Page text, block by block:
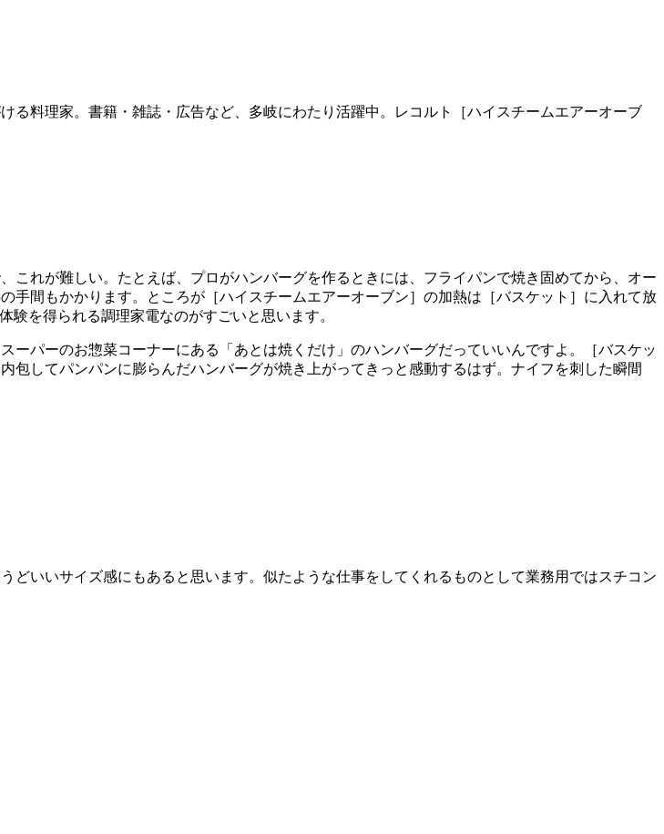
料理家。書籍・雑誌・広告など、多岐にわたり活躍中。レコルト［ハイスチームエアーオーブ
これが難しい。たとえば、プロがハンバーグを作るときには、フライパンで焼き固めてから、オー
手間もかかります。ところが ［ハイスチームエアーオーブン］の加熱は［バスケット］に入れて放
験を得られる調理家電なのがすごいと思います。
パーのお惣菜コーナーにある「あとは焼くだけ」のハンバーグだっていいんですよ。［バスケッ
包してパンパンに膨らんだハンバーグが焼き上がってきっと感動するはず。 ナイフを刺した瞬間
どいいサイズ感にもあると思います。 似たような仕事をしてくれるものとして業務用ではスチコン